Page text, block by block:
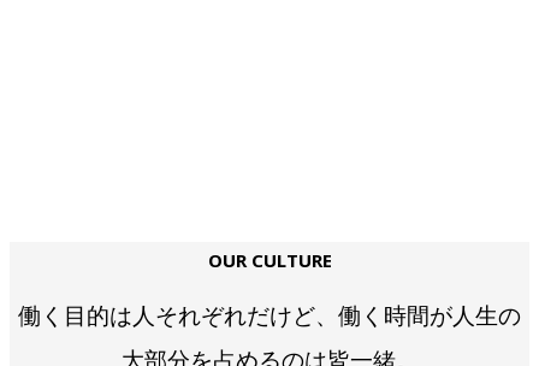
OUR CULTURE
働く目的は人それぞれだけど、働く時間が人生の
大部分を占めるのは皆一緒。